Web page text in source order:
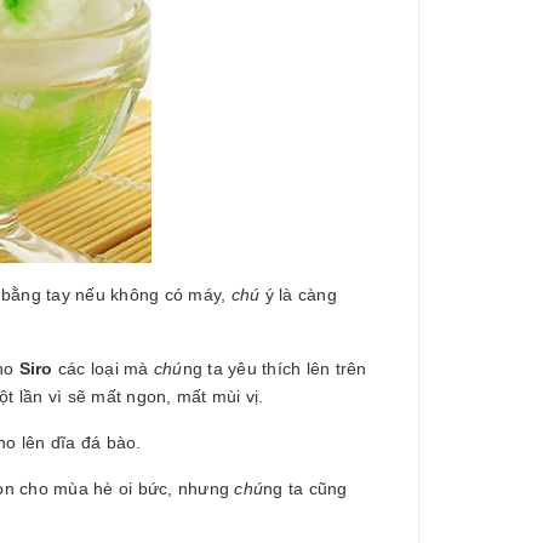
tay nếu không có máy, chú ý là càng
Siro các loại mà chúng ta yêu thích lên trên
lần vì sẽ mất ngon, mất mùi vị.
lên dĩa đá bào.
cho mùa hè oi bức, nhưngchúng ta cũng